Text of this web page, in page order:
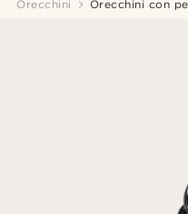
Orecchini Orecchini con